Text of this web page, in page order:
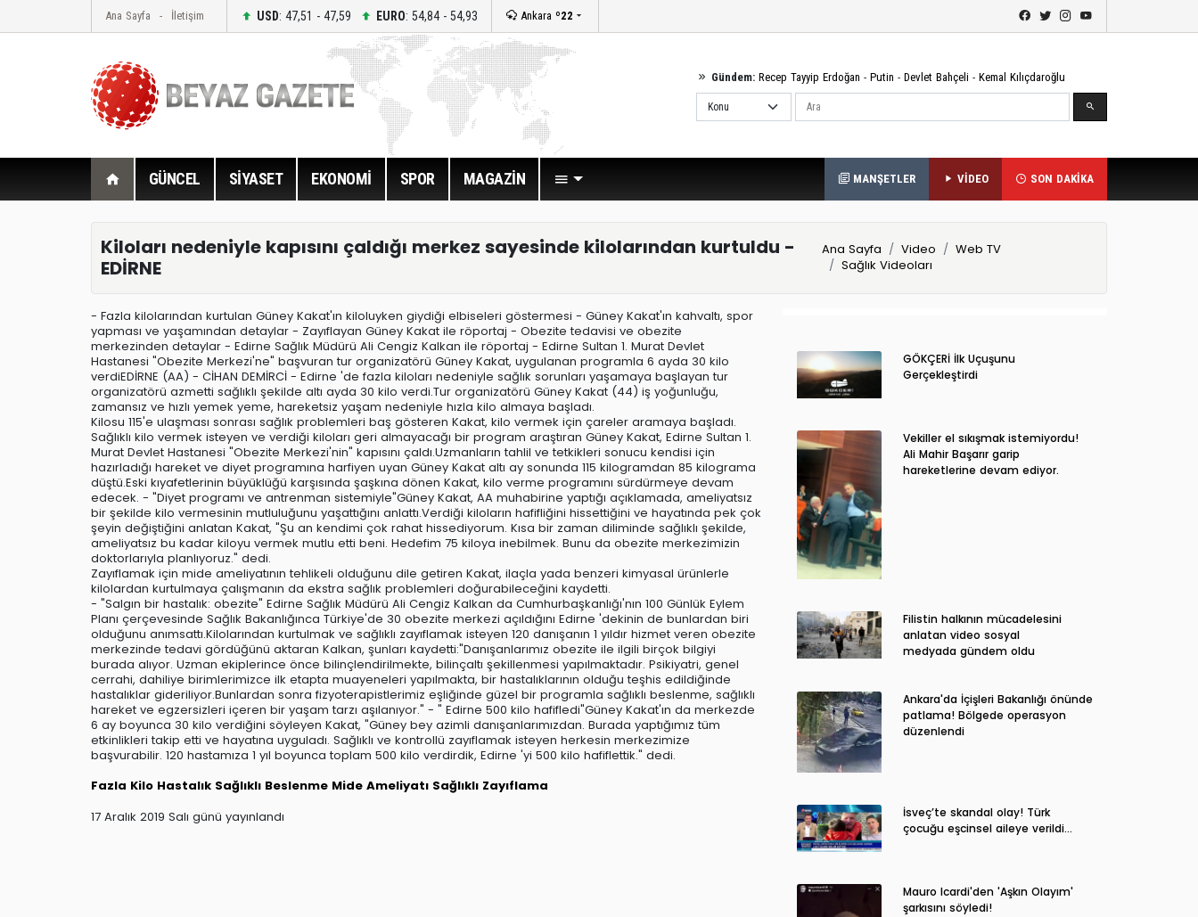
Ana Sayfa İletişim USD: 47,51 - 47,59 EURO: 54,84 - 54,93 Ankara º22
Gündem: Recep Tayyip Erdoğan - Putin - Devlet Bahçeli - Kemal Kılıçdaroğlu
Ara
GÜNCEL SİYASET EKONOMİ SPOR MAGAZİN MANŞETLER VİDEO SON DAKİKA
Kiloları nedeniyle kapısını çaldığı merkez sayesinde kilolarından kurtuldu -
EDİRNE
Ana Sayfa Video
Web TV
Sağlık Videoları
- Fazla kilolarından kurtulan Güney Kakat'ın kiloluyken giydiği elbiseleri göstermesi - Güney Kakat'ın kahvaltı, spor
yapması ve yaşamından detaylar - Zayıflayan Güney Kakat ile röportaj - Obezite tedavisi ve obezite
merkezinden detaylar - Edirne Sağlık Müdürü Ali Cengiz Kalkan ile röportaj - Edirne Sultan 1. Murat Devlet
Hastanesi "Obezite Merkezi'ne" başvuran tur organizatörü Güney Kakat, uygulanan programla 6 ayda 30 kilo
verdiEDİRNE (AA) - CİHAN DEMİRCİ - Edirne 'de fazla kiloları nedeniyle sağlık sorunları yaşamaya başlayan tur
organizatörü azmetti sağlıklı şekilde altı ayda 30 kilo verdi.Tur organizatörü Güney Kakat (44) iş yoğunluğu,
zamansız ve hızlı yemek yeme, hareketsiz yaşam nedeniyle hızla kilo almaya başladı.
Kilosu 115'e ulaşması sonrası sağlık problemleri baş gösteren Kakat, kilo vermek için çareler aramaya başladı.
Sağlıklı kilo vermek isteyen ve verdiği kiloları geri almayacağı bir program araştıran Güney Kakat, Edirne Sultan 1.
Murat Devlet Hastanesi "Obezite Merkezi'nin" kapısını çaldı.Uzmanların tahlil ve tetkikleri sonucu kendisi için
hazırladığı hareket ve diyet programına harfiyen uyan Güney Kakat altı ay sonunda 115 kilogramdan 85 kilograma
düştü.Eski kıyafetlerinin büyüklüğü karşısında şaşkına dönen Kakat, kilo verme programını sürdürmeye devam
edecek. - "Diyet programı ve antrenman sistemiyle"Güney Kakat, AA muhabirine yaptığı açıklamada, ameliyatsız
bir şekilde kilo vermesinin mutluluğunu yaşattığını anlattı.Verdiği kiloların hafifliğini hissettiğini ve hayatında pek çok
şeyin değiştiğini anlatan Kakat, "Şu an kendimi çok rahat hissediyorum. Kısa bir zaman diliminde sağlıklı şekilde,
ameliyatsız bu kadar kiloyu vermek mutlu etti beni. Hedefim 75 kiloya inebilmek. Bunu da obezite merkezimizin
doktorlarıyla planlıyoruz." dedi.
Zayıflamak için mide ameliyatının tehlikeli olduğunu dile getiren Kakat, ilaçla yada benzeri kimyasal ürünlerle
kilolardan kurtulmaya çalışmanın da ekstra sağlık problemleri doğurabileceğini kaydetti.
- "Salgın bir hastalık: obezite" Edirne Sağlık Müdürü Ali Cengiz Kalkan da Cumhurbaşkanlığı'nın 100 Günlük Eylem
Planı çerçevesinde Sağlık Bakanlığınca Türkiye'de 30 obezite merkezi açıldığını Edirne 'dekinin de bunlardan biri
olduğunu anımsattı.Kilolarından kurtulmak ve sağlıklı zayıflamak isteyen 120 danışanın 1 yıldır hizmet veren obezite
merkezinde tedavi gördüğünü aktaran Kalkan, şunları kaydetti:"Danışanlarımız obezite ile ilgili birçok bilgiyi
burada alıyor. Uzman ekiplerince önce bilinçlendirilmekte, bilinçaltı şekillenmesi yapılmaktadır. Psikiyatri, genel
cerrahi, dahiliye birimlerimizce ilk etapta muayeneleri yapılmakta, bir hastalıklarının olduğu teşhis edildiğinde
hastalıklar gideriliyor.Bunlardan sonra fizyoterapistlerimiz eşliğinde güzel bir programla sağlıklı beslenme, sağlıklı
hareket ve egzersizleri içeren bir yaşam tarzı aşılanıyor." - " Edirne 500 kilo hafifledi"Güney Kakat'ın da merkezde
6 ay boyunca 30 kilo verdiğini söyleyen Kakat, "Güney bey azimli danışanlarımızdan. Burada yaptığımız tüm
etkinlikleri takip etti ve hayatına uyguladı. Sağlıklı ve kontrollü zayıflamak isteyen herkesin merkezimize
başvurabilir. 120 hastamıza 1 yıl boyunca toplam 500 kilo verdirdik, Edirne 'yi 500 kilo hafiflettik." dedi.
Fazla Kilo Hastalık Sağlıklı Beslenme Mide Ameliyatı Sağlıklı Zayıflama
17 Aralık 2019 Salı günü yayınlandı
GÖKÇERİ İlk Uçuşunu
Gerçekleştirdi
Vekiller el sıkışmak istemiyordu!
Ali Mahir Başarır garip
hareketlerine devam ediyor.
Filistin halkının mücadelesini
anlatan video sosyal
medyada gündem oldu
Ankara'da İçişleri Bakanlığı önünde
patlama! Bölgede operasyon
düzenlendi
İsveç’te skandal olay! Türk
çocuğu eşcinsel aileye verildi…
Mauro Icardi'den 'Aşkın Olayım'
şarkısını söyledi!